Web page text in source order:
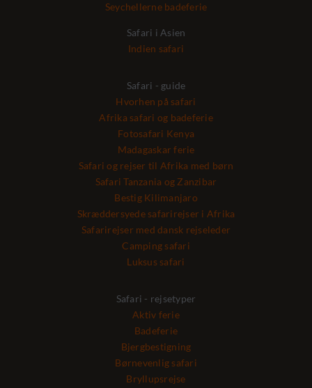
Seychellerne badeferie
Safari i Asien
Indien safari
Safari - guide
Hvorhen på safari
Afrika safari og badeferie
Fotosafari Kenya
Madagaskar ferie
Safari og rejser til Afrika med børn
Safari Tanzania og Zanzibar
Bestig Kilimanjaro
Skræddersyede safarirejser i Afrika
Safarirejser med dansk rejseleder
Camping safari
Luksus safari
Safari - rejsetyper
Aktiv ferie
Badeferie
Bjergbestigning
Børnevenlig safari
Bryllupsrejse